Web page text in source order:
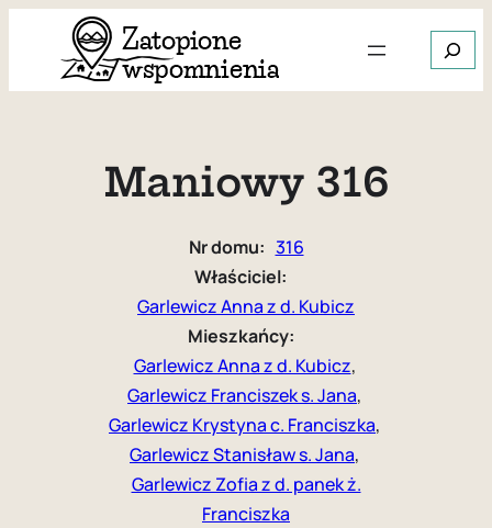
Szukaj
Maniowy 316
Nr domu: 316
Właściciel:
Garlewicz Anna z d. Kubicz
Mieszkańcy:
Garlewicz Anna z d. Kubicz,
Garlewicz Franciszek s. Jana,
Garlewicz Krystyna c. Franciszka,
Garlewicz Stanisław s. Jana,
Garlewicz Zofia z d. panek ż.
Franciszka